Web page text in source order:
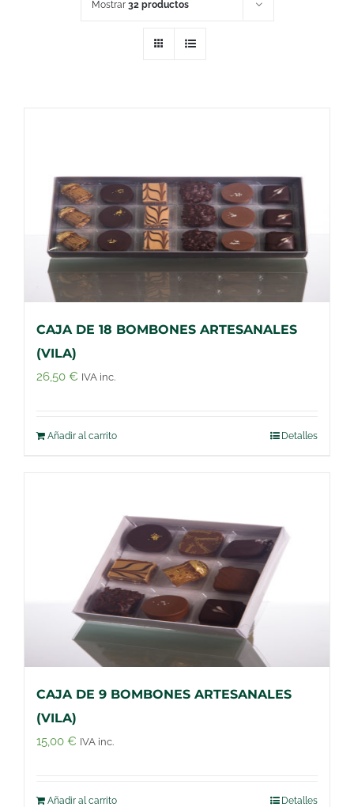
Mostrar 32 productos
CAJA DE 18 BOMBONES ARTESANALES
(VILA)
26,50 € IVA inc.
Añadir al carrito Detalles
CAJA DE 9 BOMBONES ARTESANALES
(VILA)
15,00 € IVA inc.
Añadir al carrito Detalles